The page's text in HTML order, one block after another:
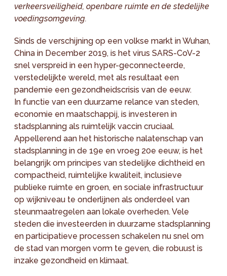
verkeersveiligheid, openbare ruimte en de stedelijke
voedingsomgeving.
Sinds de verschijning op een volkse markt in Wuhan,
China in December 2019, is het virus SARS-CoV-2
snel verspreid in een hyper-geconnecteerde,
verstedelijkte wereld, met als resultaat een
pandemie een gezondheidscrisis van de eeuw.
In functie van een duurzame relance van steden,
economie en maatschappij, is investeren in
stadsplanning als ruimtelijk vaccin cruciaal.
Appellerend aan het historische nalatenschap van
stadsplanning in de 19e en vroeg 20e eeuw, is het
belangrijk om principes van stedelijke dichtheid en
compactheid, ruimtelijke kwaliteit, inclusieve
publieke ruimte en groen, en sociale infrastructuur
op wijkniveau te onderlijnen als onderdeel van
steunmaatregelen aan lokale overheden. Vele
steden die investeerden in duurzame stadsplanning
en participatieve processen schakelen nu snel om
de stad van morgen vorm te geven, die robuust is
inzake gezondheid en klimaat.